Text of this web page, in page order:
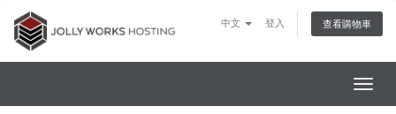
中文 登入 查看購物車
切
換